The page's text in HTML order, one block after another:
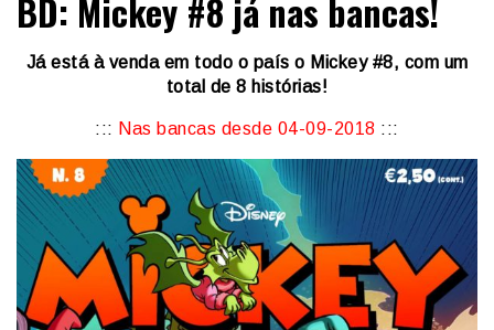
BD: Mickey #8 já nas bancas!
Já está à venda em todo o país o Mickey #8, com um
total de 8 histórias!
::: Nas bancas desde 04-09-2018 :::